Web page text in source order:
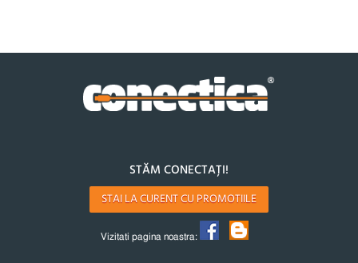
STĂM CONECTAȚI!
STAI LA CURENT CU PROMOTIILE
Vizitati pagina noastra: